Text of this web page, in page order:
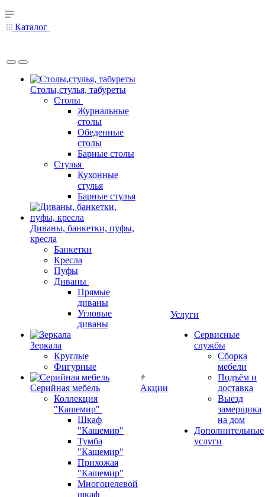
Каталог
Столы,стулья, табуреты
Столы
Журнальные
столы
Обеденные
столы
Барные столы
Стулья
Кухонные
стулья
Барные стулья
Диваны, банкетки, пуфы,
кресла
Банкетки
Кресла
Пуфы
Диваны
Прямые
диваны
Угловые
диваны
Зеркала
Круглые
Фигурные
Серийная мебель
Коллекция
"Кашемир"
Шкаф
"Кашемир"
Тумба
"Кашемир"
Прихожая
"Кашемир"
Многоцелевой
шкаф
Акции
Услуги
Сервисные
службы
Сборка
мебели
Подъём и
доставка
Выезд
замерщика
на дом
Дополнительные
услуги